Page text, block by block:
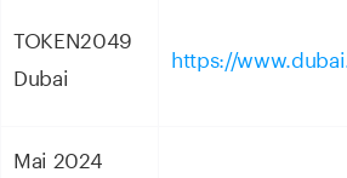
TOKEN2049
Dubai
https://
Mai 2024